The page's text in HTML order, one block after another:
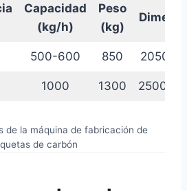
Capacidad
(kg/h)
Peso
(kg)
500-600 850
1000 1300
de la máquina de fabricación de
de carbón